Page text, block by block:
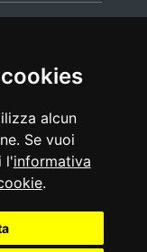
alcun
Se vuoi
l'informativa
.